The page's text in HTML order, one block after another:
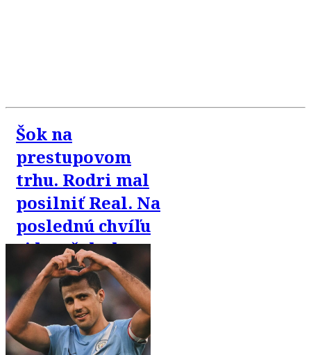
Šok na
prestupovom
trhu. Rodri mal
posilniť Real. Na
poslednú chvíľu
si ho však chce
„ukradnúť“
Barca